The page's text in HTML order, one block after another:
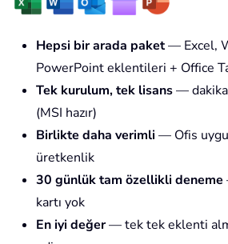
Hepsi bir arada paket— Excel,
PowerPoint eklentileri + Office
Tek kurulum, tek lisans—
(MSI hazır)
Birlikte daha verimli — Ofis
üretkenlik
30 günlük tam özellikli deneme
kartı yok
En iyi değer— tek tek eklenti